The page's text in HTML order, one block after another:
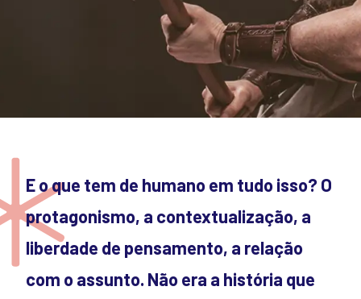
E o que tem de humano em tudo isso? O
protagonismo, a contextualização, a
liberdade de pensamento, a relação
com o assunto. Não era a história que